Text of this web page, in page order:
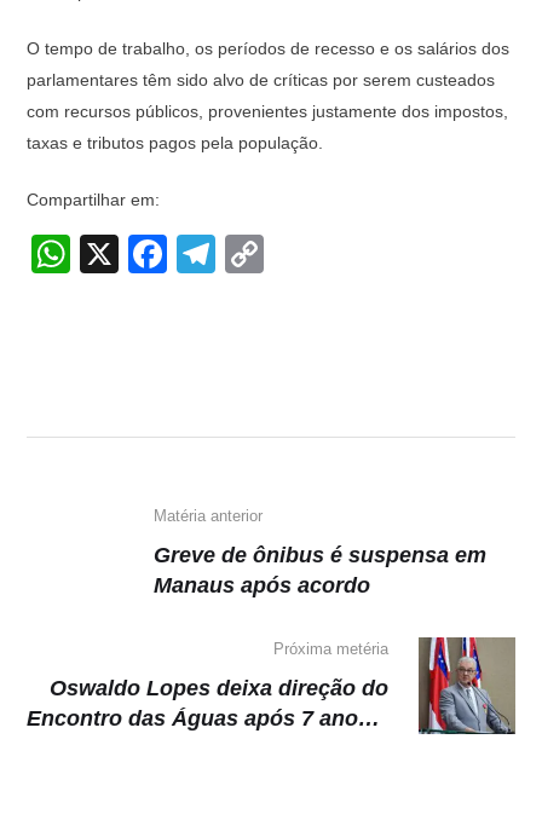
O tempo de trabalho, os períodos de recesso e os salários dos
parlamentares têm sido alvo de críticas por serem custeados
com recursos públicos, provenientes justamente dos impostos,
taxas e tributos pagos pela população.
Compartilhar em:
W
p
X
F
o
k
T
m n
Matéria anterior
Greve de ônibus é suspensa em
Manaus após acordo
Próxima metéria
Oswaldo Lopes deixa direção do
Encontro das Águas após 7 anos e